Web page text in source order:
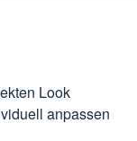
Look
anpassen